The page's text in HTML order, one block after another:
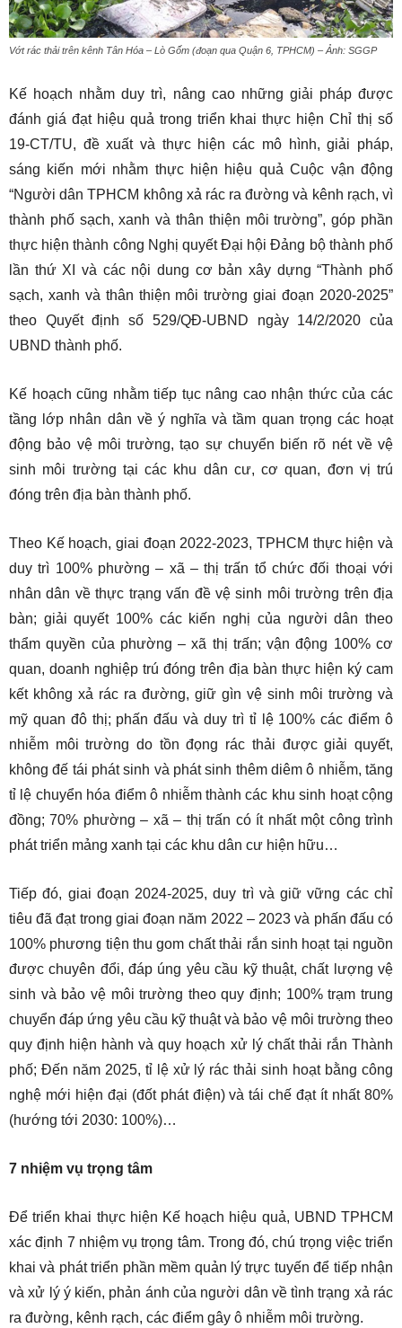
Vớt rác thải trên kênh Tân Hóa – Lò Gốm (đoạn qua Quận 6, TPHCM) – Ảnh: SGGP
Kế hoạch nhằm duy trì, nâng cao những giải pháp được
đánh giá đạt hiệu quả trong triển khai thực hiện Chỉ thị số
19-CT/TU, đề xuất và thực hiện các mô hình, giải pháp,
sáng kiến mới nhằm thực hiện hiệu quả Cuộc vận động
“Người dân TPHCM không xả rác ra đường và kênh rạch, vì
thành phố sạch, xanh và thân thiện môi trường”, góp phần
thực hiện thành công Nghị quyết Đại hội Đảng bộ thành phố
lần thứ XI và các nội dung cơ bản xây dựng “Thành phố
sạch, xanh và thân thiện môi trường giai đoạn 2020-2025”
theo Quyết định số 529/QĐ-UBND ngày 14/2/2020 của
UBND thành phố.
Kế hoạch cũng nhằm tiếp tục nâng cao nhận thức của các
tầng lớp nhân dân về ý nghĩa và tầm quan trọng các hoạt
động bảo vệ môi trường, tạo sự chuyển biến rõ nét về vệ
sinh môi trường tại các khu dân cư, cơ quan, đơn vị trú
đóng trên địa bàn thành phố.
Theo Kế hoạch, giai đoạn 2022-2023, TPHCM thực hiện và
duy trì 100% phường – xã – thị trấn tổ chức đối thoại với
nhân dân về thực trạng vấn đề vệ sinh môi trường trên địa
bàn; giải quyết 100% các kiến nghị của người dân theo
thẩm quyền của phường – xã thị trấn; vận động 100% cơ
quan, doanh nghiệp trú đóng trên địa bàn thực hiện ký cam
kết không xả rác ra đường, giữ gìn vệ sinh môi trường và
mỹ quan đô thị; phấn đấu và duy trì tỉ lệ 100% các điểm ô
nhiễm môi trường do tồn đọng rác thải được giải quyết,
không đế tái phát sinh và phát sinh thêm diêm ô nhiễm, tăng
tỉ lệ chuyển hóa điểm ô nhiễm thành các khu sinh hoạt cộng
đồng; 70% phường – xã – thị trấn có ít nhất một công trình
phát triển mảng xanh tại các khu dân cư hiện hữu…
Tiếp đó, giai đoạn 2024-2025, duy trì và giữ vững các chỉ
tiêu đã đạt trong giai đoạn năm 2022 – 2023 và phấn đấu có
100% phương tiện thu gom chất thải rắn sinh hoạt tại nguồn
được chuyên đổi, đáp úng yêu cầu kỹ thuật, chất lượng vệ
sinh và bảo vệ môi trường theo quy định; 100% trạm trung
chuyển đáp ứng yêu cầu kỹ thuật và bảo vệ môi trường theo
quy định hiện hành và quy hoạch xử lý chất thải rắn Thành
phố; Đến năm 2025, tỉ lệ xử lý rác thải sinh hoạt bằng công
nghệ mới hiện đại (đốt phát điện) và tái chế đạt ít nhất 80%
(hướng tới 2030: 100%)…
7 nhiệm vụ trọng tâm
Để triển khai thực hiện Kế hoạch hiệu quả, UBND TPHCM
xác định 7 nhiệm vụ trọng tâm. Trong đó, chú trọng việc triển
khai và phát triển phần mềm quản lý trực tuyến để tiếp nhận
và xử lý ý kiến, phản ánh của người dân về tình trạng xả rác
ra đường, kênh rạch, các điểm gây ô nhiễm môi trường.